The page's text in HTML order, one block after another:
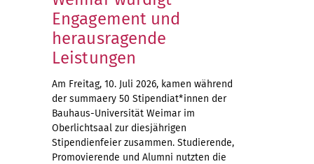
Engagement und
herausragende
Leistungen
Am Freitag, 10. Juli 2026, kamen während
der summaery 50 Stipendiat*innen der
Bauhaus-Universität Weimar im
Oberlichtsaal zur diesjährigen
Stipendienfeier zusammen. Studierende,
Promovierende und Alumni nutzten die